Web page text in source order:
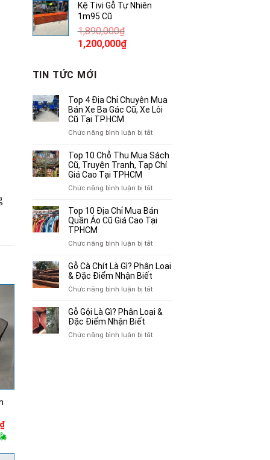
₫Giá
hiện
tại
là:
3,800,000₫.
tại
Kệ Tivi Gỗ Tự Nhiên
1m95 Cũ
1,890,000₫
Giá
là:
1,890,000₫.
1,200,000₫Giá
1,200,000₫.
TIN TỨC MỚI
Top 4 Địa Chỉ Chuyên Mua
Bán Xe Ba Gác Cũ, Xe Lôi
Cũ Tại TP.HCM
Chức năng bình luận bị tắtở
4
Địa
Xe
Ba
Cũ,
Lôi
Cũ
Tại
Top 10 Chỗ Thu Mua Sách
Cũ, Truyện Tranh, Tạp Chí
Giá Cao Tại TPHCM
Chức năng bình luận bị tắtở
10
Chỗ
Truyện
Tranh,
Tạp
Giá
Tại
Top 10 Địa Chỉ Mua Bán
Quần Áo Cũ Giá Cao Tại
TPHCM
Chức năng bình luận bị tắtở
10
Địa
Mua
Quần
Cũ
Gỗ Cà Chít Là Gì? Phân Loại
& Đặc Điểm Nhận Biết
Chức năng bình luận bị tắtở
Cà
Gì?
Gỗ Gội Là Gì? Phân Loại &
Đặc Điểm Nhận Biết
Chức năng bình luận bị tắtở